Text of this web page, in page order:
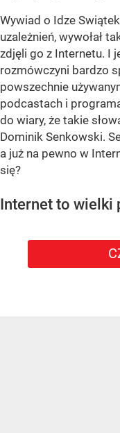
Wywiad o Idze
uzależnień, wywołał
zdjęli go z Internetu. I
rozmówczyni bardzo
powszechnie
podcastach i
do wiary, że takie
Dominik Senkowski.
a już na pewno w
się?
Internet to wielki